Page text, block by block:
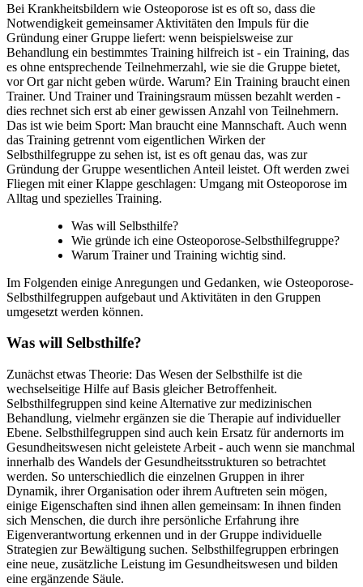
Bei Krankheitsbildern wie Osteoporose ist es oft so, dass die
Notwendigkeit gemeinsamer Aktivitäten den Impuls für die
Gründung einer Gruppe liefert: wenn beispielsweise zur
Behandlung ein bestimmtes Training hilfreich ist - ein Training, das
es ohne entsprechende Teilnehmerzahl, wie sie die Gruppe bietet,
vor Ort gar nicht geben würde. Warum? Ein Training braucht einen
Trainer. Und Trainer und Trainingsraum müssen bezahlt werden -
dies rechnet sich erst ab einer gewissen Anzahl von Teilnehmern.
Das ist wie beim Sport: Man braucht eine Mannschaft. Auch wenn
das Training getrennt vom eigentlichen Wirken der
Selbsthilfegruppe zu sehen ist, ist es oft genau das, was zur
Gründung der Gruppe wesentlichen Anteil leistet. Oft werden zwei
Fliegen mit einer Klappe geschlagen: Umgang mit Osteoporose im
Alltag und spezielles Training.
Was will Selbsthilfe?
Wie gründe ich eine Osteoporose-Selbsthilfegruppe?
Warum Trainer und Training wichtig sind.
Im Folgenden einige Anregungen und Gedanken, wie Osteoporose-
Selbsthilfegruppen aufgebaut und Aktivitäten in den Gruppen
umgesetzt werden können.
Was will Selbsthilfe?
Zunächst etwas Theorie: Das Wesen der Selbsthilfe ist die
wechselseitige Hilfe auf Basis gleicher Betroffenheit.
Selbsthilfegruppen sind keine Alternative zur medizinischen
Behandlung, vielmehr ergänzen sie die Therapie auf individueller
Ebene. Selbsthilfegruppen sind auch kein Ersatz für andernorts im
Gesundheitswesen nicht geleistete Arbeit - auch wenn sie manchmal
innerhalb des Wandels der Gesundheitsstrukturen so betrachtet
werden. So unterschiedlich die einzelnen Gruppen in ihrer
Dynamik, ihrer Organisation oder ihrem Auftreten sein mögen,
einige Eigenschaften sind ihnen allen gemeinsam: In ihnen finden
sich Menschen, die durch ihre persönliche Erfahrung ihre
Eigenverantwortung erkennen und in der Gruppe individuelle
Strategien zur Bewältigung suchen. Selbsthilfegruppen erbringen
eine neue, zusätzliche Leistung im Gesundheitswesen und bilden
eine ergänzende Säule.